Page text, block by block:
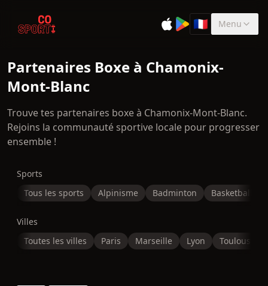
🇫🇷Sélectionner la
Menu
Partenaires Boxe à Chamonix-
Mont-Blanc
Trouve tes partenaires boxe à Chamonix-Mont-Blanc.
Rejoins la communauté sportive locale pour progresser
ensemble !
Sports
Tous les sports
Alpinisme Badminton Basketball
Villes
Toutes les villes
Paris Marseille Lyon Toulouse